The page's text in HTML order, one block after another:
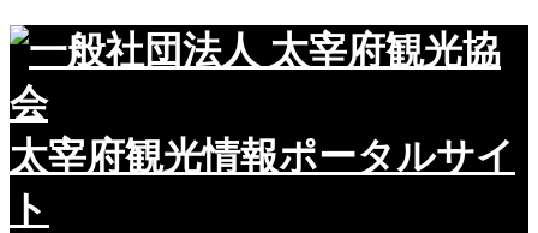
太宰府観光情報ポータルサイ
ト